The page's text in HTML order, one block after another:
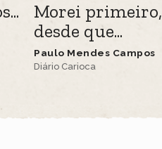
Morei primeiro,
desde que...
Paulo Mendes Campos
Diário Carioca